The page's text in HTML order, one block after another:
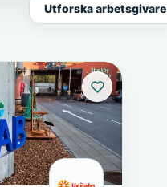
Utforska arbetsgivare